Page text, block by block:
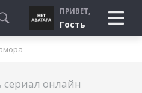
ПРИВЕТ,
Гость
сериал онлайн